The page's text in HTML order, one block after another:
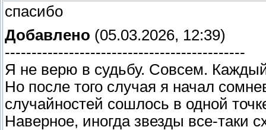
спасибо
Добавлено (05.03.2026, 12:39)
---------------------------------------------
Я не верю в судьбу. Совсем. Каждый
Но после того случая я начал
случайностей сошлось в одной
Наверное, иногда звезды все-таки